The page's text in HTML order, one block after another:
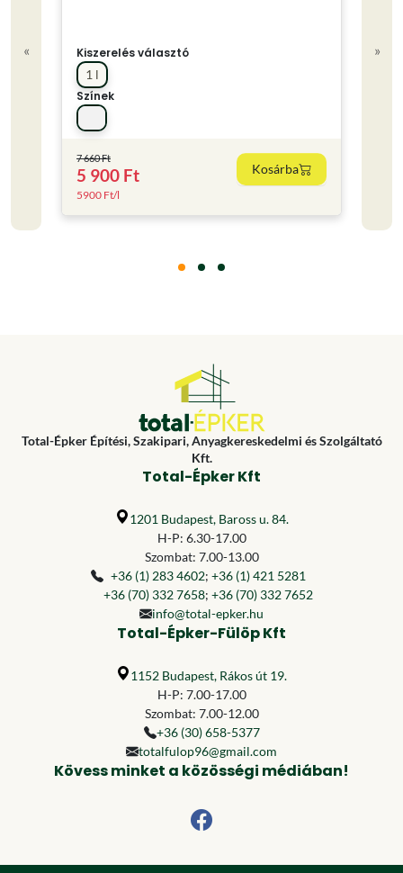
«
Kiszerelés választó
1 l
Színek
7 660 Ft
5 900 Ft
5900 Ft/l
Kosárba
»
Total-Épker Építési, Szakipari, Anyagkereskedelmi és Szolgáltató
Kft.
Total-Épker Kft
1201 Budapest, Baross u. 84.
H-P: 6.30-17.00
Szombat: 7.00-13.00
+36 (1) 283 4602; +36 (1) 421 5281
+36 (70) 332 7658; +36 (70) 332 7652
info@total-epker.hu
Total-Épker-Fülöp Kft
1152 Budapest, Rákos út 19.
H-P: 7.00-17.00
Szombat: 7.00-12.00
+36 (30) 658-5377
totalfulop96@gmail.com
Kövess minket a közösségi médiában!